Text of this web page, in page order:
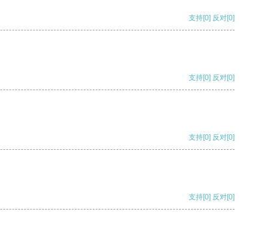
支持[0] 反对[0]
支持[0] 反对[0]
支持[0] 反对[0]
支持[0] 反对[0]